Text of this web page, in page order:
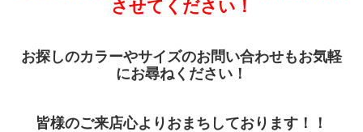
させてください！
お探しのカラーやサイズのお問い合わせもお気軽
にお尋ねください！
皆様のご来店心よりおまちしております！！